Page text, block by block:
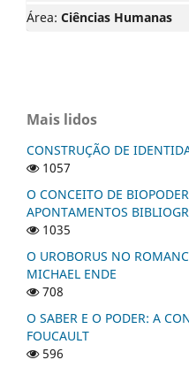
Área: Ciências Humanas
Mais lidos
CONSTRUÇÃO DE
1057
O CONCEITO DE
APONTAMENTOS
1035
O UROBORUS NO
MICHAEL ENDE
708
O SABER E O PODER: A
FOUCAULT
596